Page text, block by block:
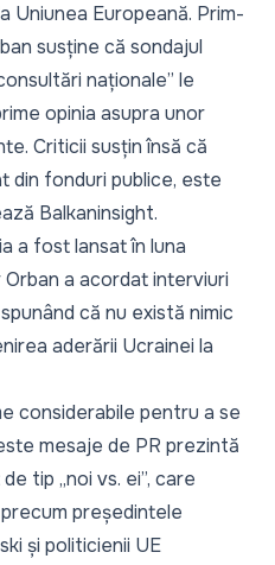
Uniunea Europeană. Prim-
susține că sondajul
naționale” le
opinia asupra unor
Criticii susțin însă că
din fonduri publice, este
Balkaninsight.
a fost lansat în luna
a acordat interviuri
că nu există nimic
aderării Ucrainei la
considerabile pentru a se
mesaje de PR prezintă
tip „noi vs. ei”, care
președintele
și politicienii UE